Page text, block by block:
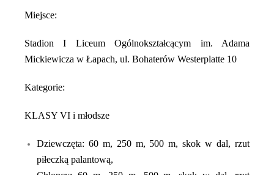
Miejsce:
Stadion I Liceum Ogólnokształcącym im. Adama
Mickiewicza w Łapach, ul. Bohaterów Westerplatte 10
Kategorie:
KLASY VI i młodsze
Dziewczęta: 60 m, 250 m, 500 m, skok w dal, rzut
piłeczką palantową,